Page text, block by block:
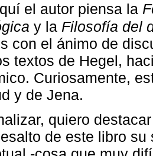
el autor piensa la
y la Filosofía del
con el ánimo de
textos de Hegel,
Curiosamente,
y de Jena.
quiero
de este libro